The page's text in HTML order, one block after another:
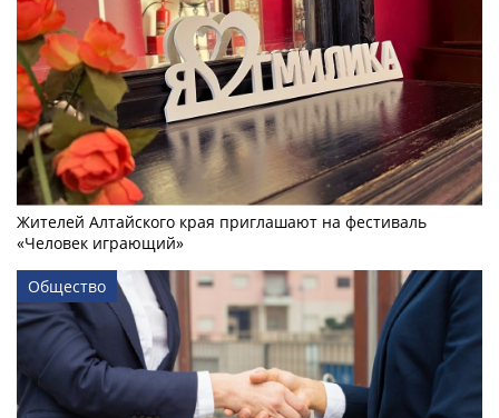
Жителей Алтайского края приглашают на фестиваль
«Человек играющий»
Общество